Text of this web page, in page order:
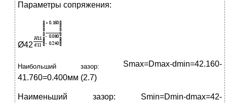
Параметры сопряжения:
Ø42
Наибольший зазор: Smax=Dmax-dmin=42.160-
41.760=0.400мм (2.7)
Наименьший зазор: Smin=Dmin-dmax=42-